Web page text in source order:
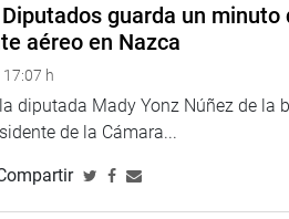
tres informes de calificación
declaró improcedente la
(PL) contra el expresidente
y la presunta comisión
guarda un
aéreo en Nazca
h
diputada Mady Yonz Núñez de la
de la Cámara...